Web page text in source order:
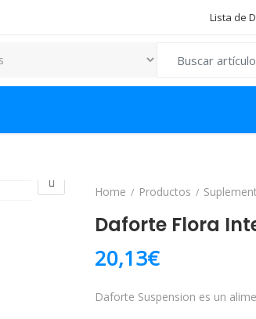
Lista de
Home Productos
Daforte Flora
20,13€
Daforte Suspension es un